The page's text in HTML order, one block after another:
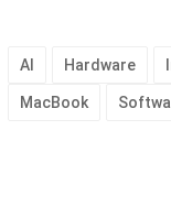
AI Hardware
MacBook